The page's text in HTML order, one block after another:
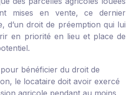
mises en vente, ce dernier
d’un droit de préemption qui lui
en priorité en lieu et place de
pour bénéficier du droit de
le locataire doit avoir exercé